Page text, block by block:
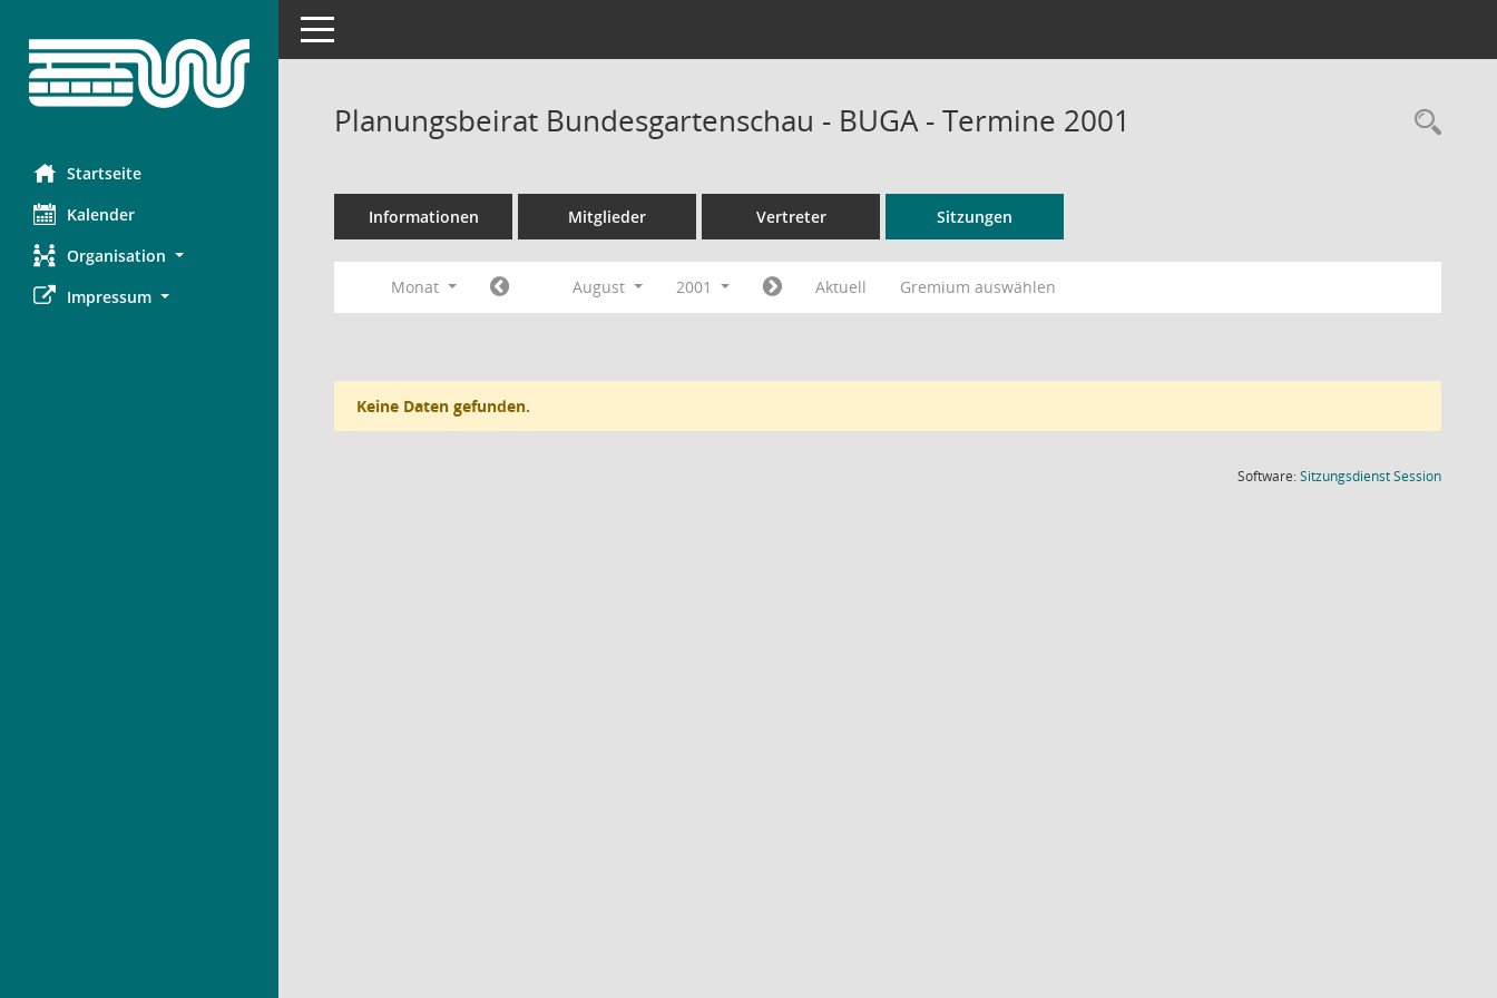
Startseite
Kalender
Organisation
Impressum
Toggle navigation
Planungsbeirat Bundesgartenschau - BUGA - Termine 2001
Informationen Mitglieder Vertreter Sitzungen
Monat August 2001 Aktuell Gremium auswählen
Keine Daten gefunden.
Software:SitzungsdienstSession(Wird in